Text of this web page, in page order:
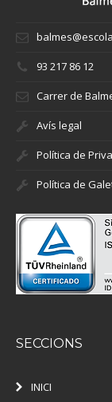
93 217 86 12
Carrer de
Avís legal
Política de
Política de
SECCIONS
INICI